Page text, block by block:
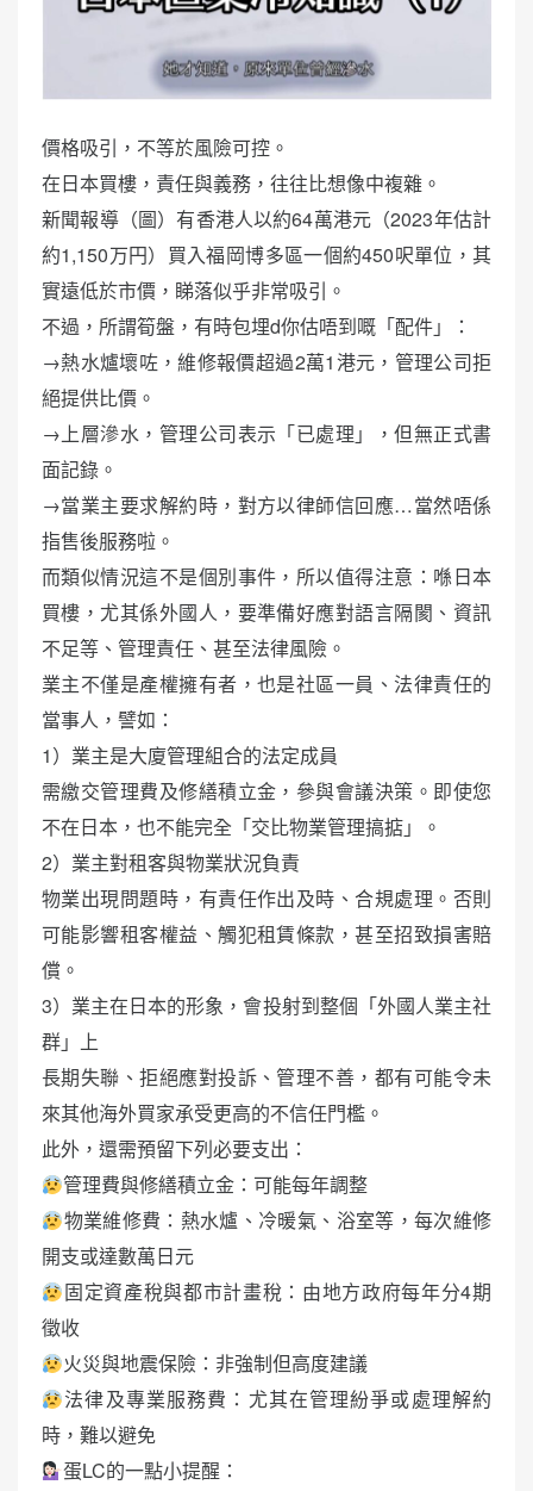
價格吸引，不等於風險可控。
在日本買樓，責任與義務，往往比想像中複雜。
新聞報導（圖）有香港人以約64萬港元（2023年估計
約1,150万円）買入福岡博多區一個約450呎單位，其
實遠低於市價，睇落似乎非常吸引。
不過，所謂筍盤，有時包埋d你估唔到嘅「配件」：
→熱水爐壞咗，維修報價超過2萬1港元，管理公司拒
絕提供比價。
→上層滲水，管理公司表示「已處理」，但無正式書
面記錄。
→當業主要求解約時，對方以律師信回應…當然唔係
指售後服務啦。
而類似情況這不是個別事件，所以值得注意：喺日本
買樓，尤其係外國人，要準備好應對語言隔閡、資訊
不足等、管理責任、甚至法律風險。
業主不僅是產權擁有者，也是社區一員、法律責任的
當事人，譬如：
1）業主是大廈管理組合的法定成員
需繳交管理費及修繕積立金，參與會議決策。即使您
不在日本，也不能完全「交比物業管理搞掂」。
2）業主對租客與物業狀況負責
物業出現問題時，有責任作出及時、合規處理。否則
可能影響租客權益、觸犯租賃條款，甚至招致損害賠
償。
3）業主在日本的形象，會投射到整個「外國人業主社
群」上
長期失聯、拒絕應對投訴、管理不善，都有可能令未
來其他海外買家承受更高的不信任門檻。
此外，還需預留下列必要支出：
管理費與修繕積立金：可能每年調整
物業維修費：熱水爐、冷暖氣、浴室等，每次維修
開支或達數萬日元
固定資產稅與都市計畫稅：由地方政府每年分4期
徵收
火災與地震保險：非強制但高度建議
法律及專業服務費：尤其在管理紛爭或處理解約
時，難以避免
蛋LC的一點小提醒：